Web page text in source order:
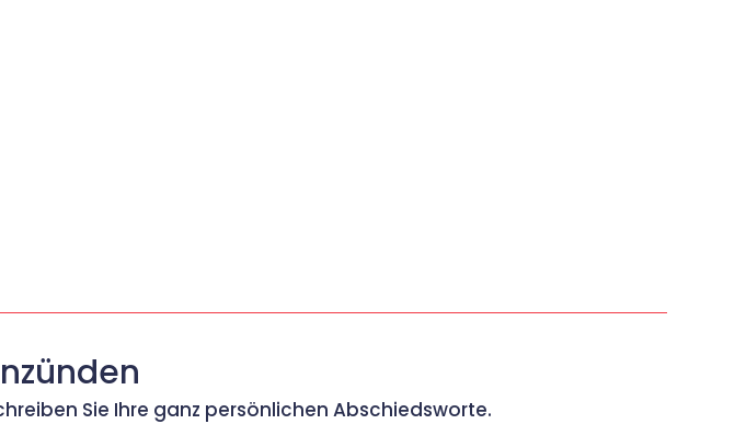
Sie Ihre ganz persönlichen Abschiedsworte.